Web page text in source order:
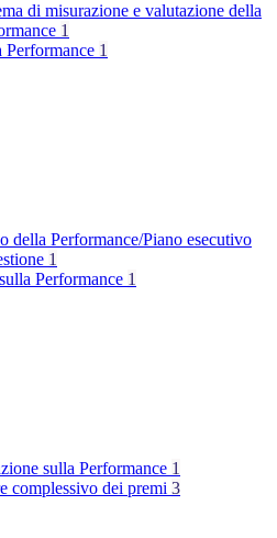
di misurazione e valutazione della
1
Performance 1
della Performance/Piano esecutivo
1
Performance 1
sulla Performance 1
complessivo dei premi 3